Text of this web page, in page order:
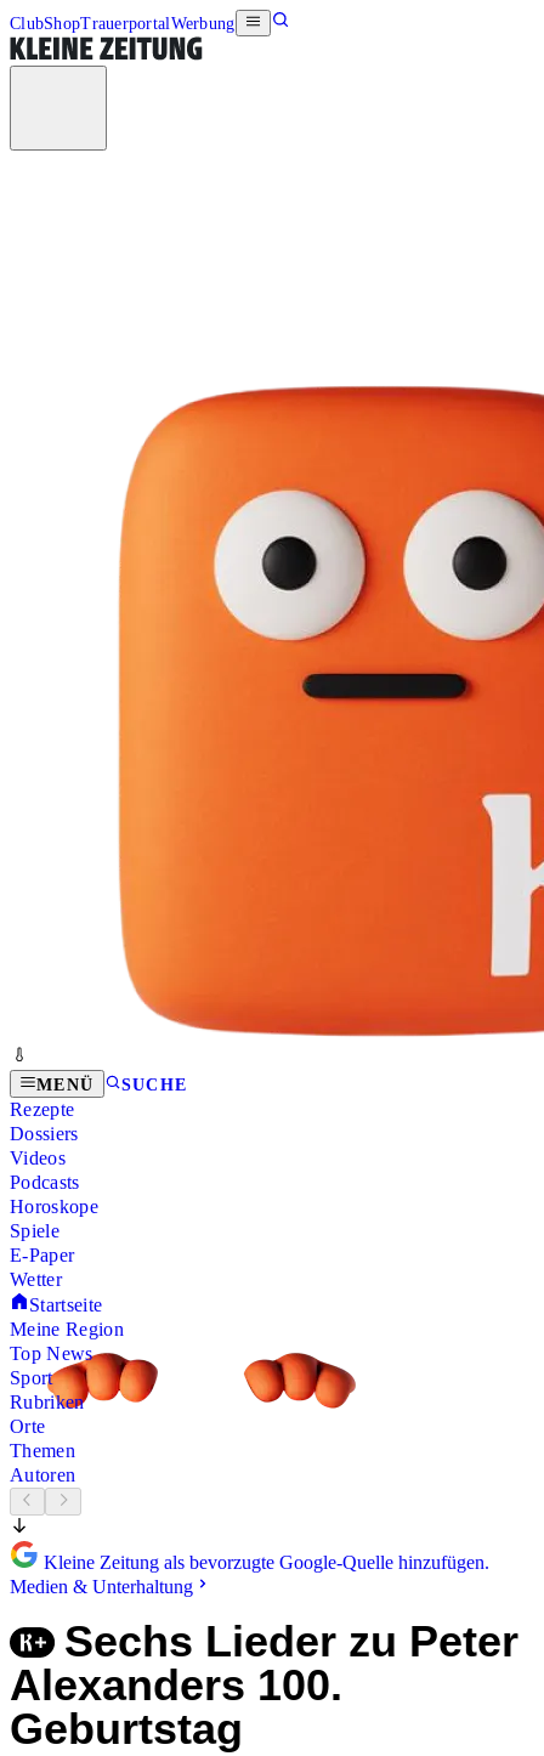
ClubShopTrauerportalWerbung
MENÜ SUCHE
Rezepte
Dossiers
Videos
Podcasts
Horoskope
Spiele
E-Paper
Wetter
Startseite
Meine Region
Top News
Sport
Rubriken
Orte
Themen
Autoren
Kleine Zeitung als bevorzugte Google-Quelle hinzufügen.
Medien & Unterhaltung
Sechs Lieder zu Peter
Alexanders 100.
Geburtstag